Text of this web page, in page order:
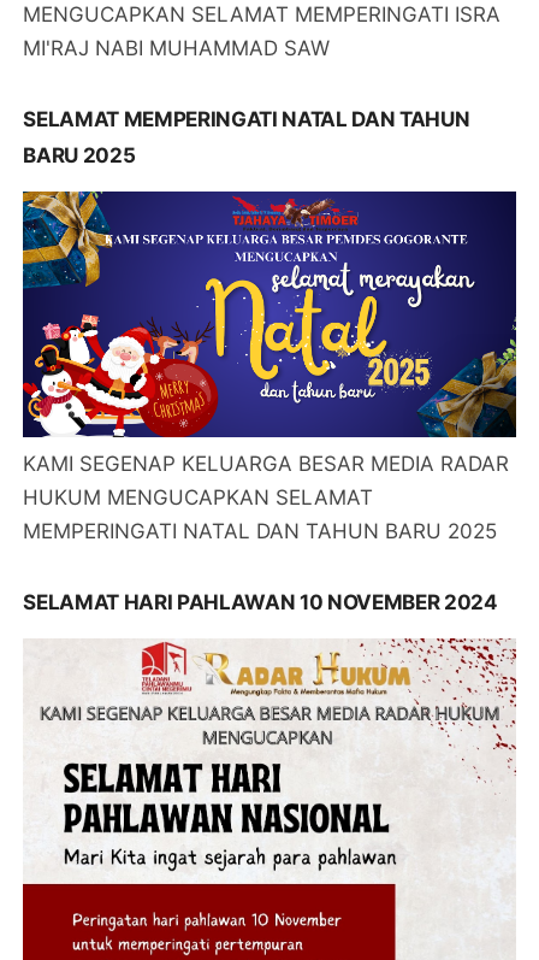
MENGUCAPKAN SELAMAT MEMPERINGATI ISRA
MI'RAJ NABI MUHAMMAD SAW
SELAMAT MEMPERINGATI NATAL DAN TAHUN
BARU 2025
KAMI SEGENAP KELUARGA BESAR MEDIA RADAR
HUKUM MENGUCAPKAN SELAMAT
MEMPERINGATI NATAL DAN TAHUN BARU 2025
SELAMAT HARI PAHLAWAN 10 NOVEMBER 2024